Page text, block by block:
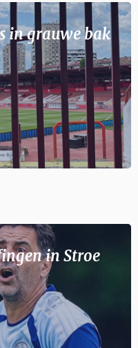
in grauwe bak
in Stroe